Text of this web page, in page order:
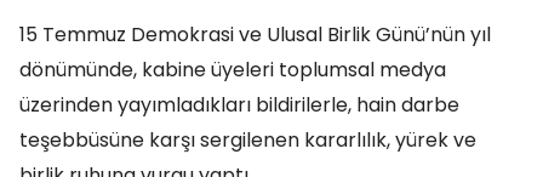
15 Temmuz Demokrasi ve Ulusal Birlik Günü’nün yıl
dönümünde, kabine üyeleri toplumsal medya
üzerinden yayımladıkları bildirilerle, hain darbe
teşebbüsüne karşı sergilenen kararlılık, yürek ve